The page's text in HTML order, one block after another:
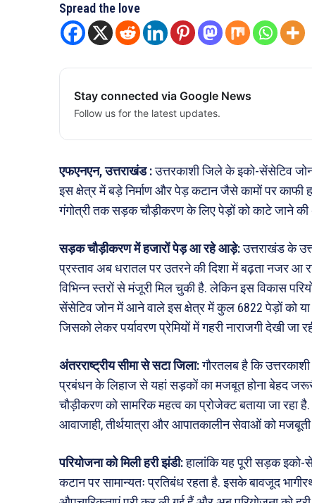
Spread the love
Stay connected via Google News
Follow us for the latest updates.
एफएनएन, उत्तराखंड :उत्तरकाशी जिले के इको-सेंसेटिव जोन
इस क्षेत्र में बड़े निर्माण और पेड़ कटान जैसे कामों पर
गंगोत्री तक सड़क चौड़ीकरण के लिए पेड़ों को काटे जाने की
सड़क चौड़ीकरण में हजारों पेड़ आ रहे आड़े:उत्तराखंड के
प्रस्ताव अब धरातल पर उतरने की दिशा में बढ़ता नजर आ
विभिन्न स्तरों से मंजूरी मिल चुकी है. लेकिन इस विकास
सेंसेटिव जोन में आने वाले इस क्षेत्र में कुल 6822 पेड़ों को या
जिसको लेकर पर्यावरण प्रेमियों में गहरी नाराजगी देखी जा
अंतरराष्ट्रीय सीमा से सटा जिला:गौरतलब है कि
प्रबंधन के लिहाज से यहां सड़कों का मजबूत होना बेहद
चौड़ीकरण को सामरिक महत्व का प्रोजेक्ट बताया जा
आवाजाही, तीर्थयात्रा और आपातकालीन सेवाओं को मजबूती
परियोजना को मिली हरी झंडी:हालांकि यह पूरी सड़क इको-
कटान पर सामान्यतः प्रतिबंध रहता है. इसके बावजूद